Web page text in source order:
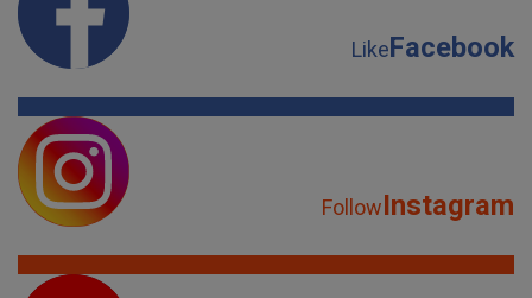
LikeFacebook
FollowInstagram